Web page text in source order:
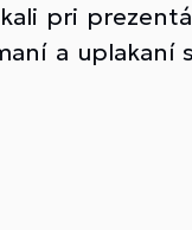
pri
a uplakaní